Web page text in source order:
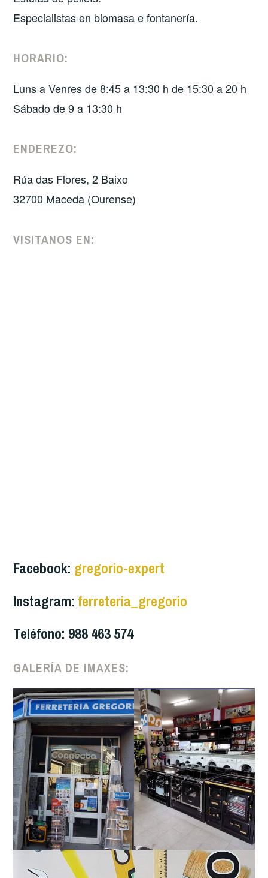
Especialistas en biomasa e fontanería.
HORARIO:
Luns a Venres de 8:45 a 13:30 h de 15:30 a 20 h
Sábado de 9 a 13:30 h
ENDEREZO:
Rúa das Flores, 2 Baixo
32700 Maceda (Ourense)
VISITANOS EN:
Facebook: gregorio-expert
Instagram: ferreteria_gregorio
Teléfono: 988 463 574
GALERÍA DE IMAXES: